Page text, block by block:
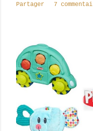
i
Partager 7